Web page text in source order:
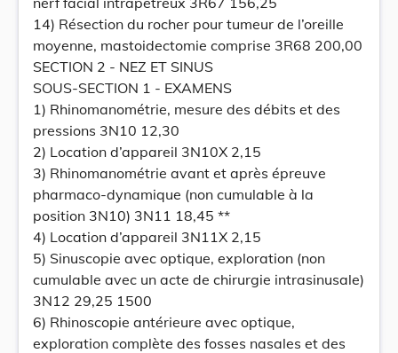
14) Résection du rocher pour tumeur de l’oreille
moyenne, mastoidectomie comprise 3R68 200,00
SECTION 2 - NEZ ET SINUS
SOUS-SECTION 1 - EXAMENS
1) Rhinomanométrie, mesure des débits et des
pressions 3N10 12,30
2) Location d’appareil 3N10X 2,15
3) Rhinomanométrie avant et après épreuve
pharmaco-dynamique (non cumulable à la
position 3N10) 3N11 18,45 **
4) Location d’appareil 3N11X 2,15
5) Sinuscopie avec optique, exploration (non
cumulable avec un acte de chirurgie intrasinusale)
3N12 29,25 1500
6) Rhinoscopie antérieure avec optique,
exploration complète des fosses nasales et des